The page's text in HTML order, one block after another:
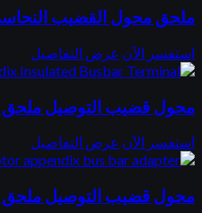
ملحق محول القضيب
استفسر الآن عرض التفاصيل
محول قضيب التوصيل
استفسر الآن عرض التفاصيل
محول قضيب التوصيل